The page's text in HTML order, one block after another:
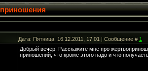
Дата: Пятница, 16.12.2011, 17:01 | Сообщение #1
Добрый вечер. Расскажите мне про
приношений, что кроме этого надо и что